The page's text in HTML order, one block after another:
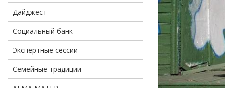
Дайджест
Социальный банк
Экспертные сессии
Семейные традиции